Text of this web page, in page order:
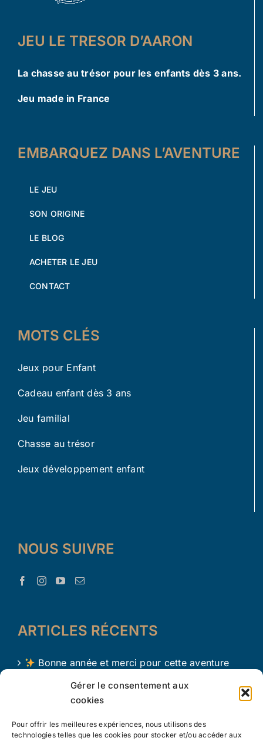
Gérer le consentement aux
cookies
Pour offrir les meilleures expériences, nous utilisons des
technologies telles que les cookies pour stocker et/ou accéder aux
JEU LE TRESOR D’AARON
La chasse au trésor pour les enfants dès 3 ans.
Jeu made in France
EMBARQUEZ DANS L’AVENTURE
LE JEU
SON ORIGINE
LE BLOG
ACHETER LE JEU
CONTACT
MOTS CLÉS
Jeux pour Enfant
Cadeau enfant dès 3 ans
Jeu familial
Chasse au trésor
Jeux développement enfant
NOUS SUIVRE
ARTICLES RÉCENTS
Bonne année et merci pour cette aventure
avec Le Trésor d’Aaron !
Le Trésor d Aaron en 2024 !
L’apprentissage par le jeu chez les tout petits